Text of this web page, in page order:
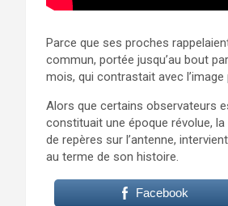
Parce que ses proches
commun, portée jusqu’au bout
mois, qui contrastait avec
Alors que certains observateurs
constituait une époque révolue,
de repères sur l’antenne,
au terme de son histoire.
Facebook